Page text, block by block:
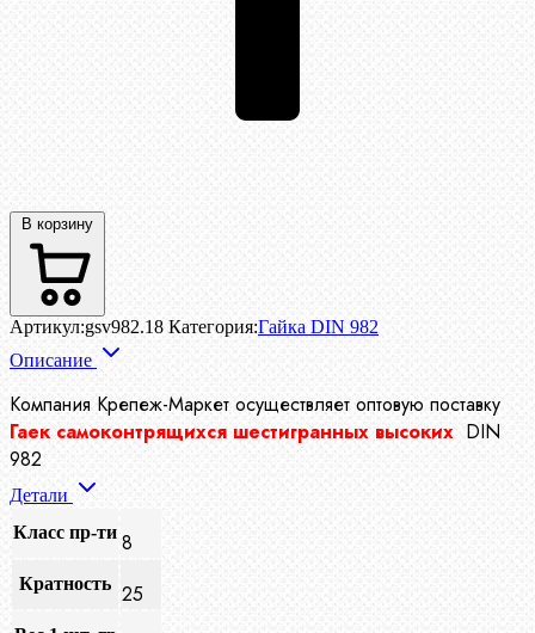
В корзину
Артикул:gsv982.18 Категория:Гайка DIN 982
Описание
Компания Крепеж-Маркет осуществляет оптовую поставку
Гаек самоконтрящихся шестигранных высоких DIN
982
Детали
Класс пр-ти 8
Кратность 25